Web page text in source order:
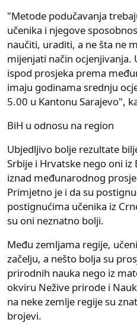
"Metode podučavanja
učenika i njegove
naučiti, uraditi, a ne šta ne
mijenjati način ocjenjivanja.
ispod prosjeka prema
imaju godinama srednju
5.00 u Kantonu Sarajevo",
BiH u odnosu na region
Ubjedljivo bolje rezultate
Srbije i Hrvatske nego oni
iznad međunarodnog
Primjetno je i da su
postignućima učenika iz
su oni neznatno bolji.
Među zemljama regije,
začelju, a nešto bolja su
prirodnih nauka nego iz
okviru Nežive prirode i
na neke zemlje regije su
brojevi.